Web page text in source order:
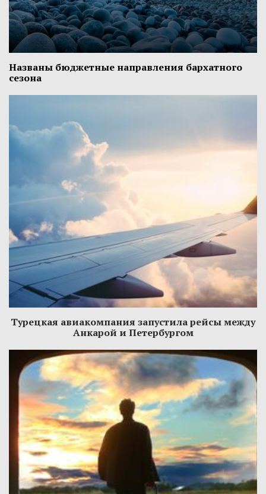
Названы бюджетные направления бархатного
сезона
Турецкая авиакомпания запустила рейсы между
Анкарой и Петербургом